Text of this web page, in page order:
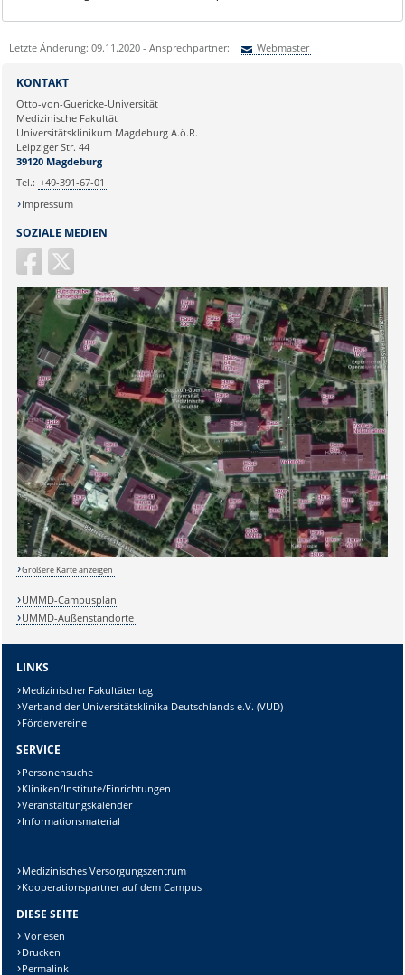
Letzte Änderung: 09.11.2020 - Ansprechpartner: Webmaster
Ihre E-Mailadresse:
Ihr Anliegen:
SOZIALE MEDIEN
KONTAKT
Otto-von-Guericke-Universität
Medizinische Fakultät
Universitätsklinikum Magdeburg A.ö.R.
Leipziger Str. 44
39120 Magdeburg
Tel.: +49-391-67-01
Impressum
Größere Karte anzeigen
UMMD-Campusplan
UMMD-Außenstandorte
LINKS
Medizinischer Fakultätentag
Verband der Universitätsklinika Deutschlands e.V. (VUD)
Fördervereine
SERVICE
Personensuche
Kliniken/Institute/Einrichtungen
Veranstaltungskalender
Informationsmaterial
Medizinisches Versorgungszentrum
Kooperationspartner auf dem Campus
DIESE SEITE
Vorlesen
Drucken
Permalink